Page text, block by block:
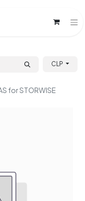
CLP
for STORWISE